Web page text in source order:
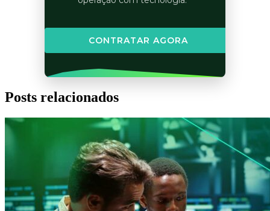
CONTRATAR AGORA
Posts relacionados